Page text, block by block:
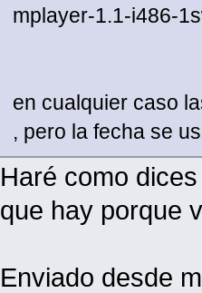
mplayer-1.1-i486-
en cualquier caso
, pero la fecha se
Haré como
que hay porque
Enviado desde